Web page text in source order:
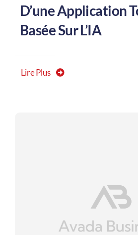
D’une Application
Basée Sur L’IA
Lire Plus